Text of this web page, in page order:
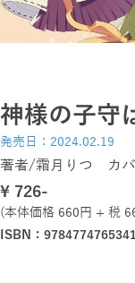
神様の子守
発売日：2024.02.19
著者/霜月りつ カ
\ 726-
(本体価格 660円 + 税
ISBN：9784774765341